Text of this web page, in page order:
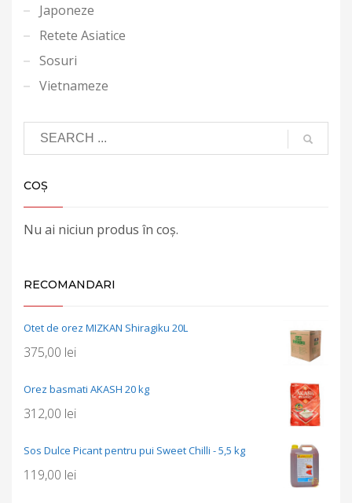
Japoneze
Retete Asiatice
Sosuri
Vietnameze
COȘ
Nu ai niciun produs în coș.
RECOMANDARI
Otet de orez MIZKAN Shiragiku 20L
375,00 lei
Orez basmati AKASH 20 kg
312,00 lei
Sos Dulce Picant pentru pui Sweet Chilli - 5,5 kg
119,00 lei